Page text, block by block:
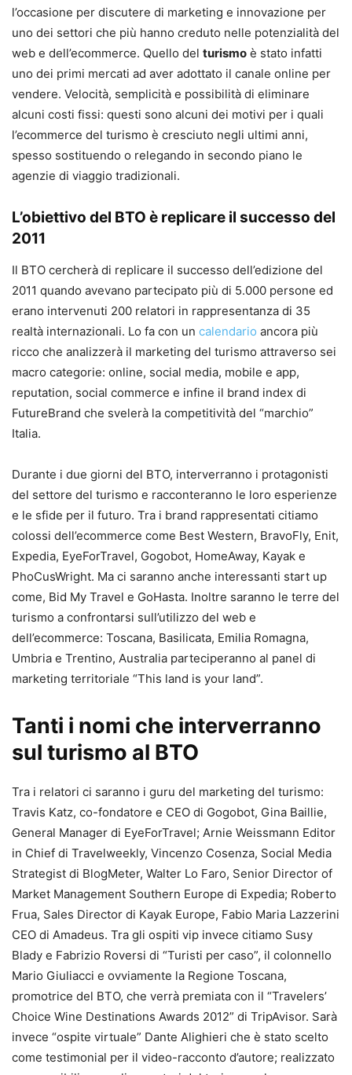
l’occasione per discutere di marketing e innovazione per
uno dei settori che più hanno creduto nelle potenzialità del
web e dell’ecommerce. Quello del turismo è stato infatti
uno dei primi mercati ad aver adottato il canale online per
vendere. Velocità, semplicità e possibilità di eliminare
alcuni costi fissi: questi sono alcuni dei motivi per i quali
l’ecommerce del turismo è cresciuto negli ultimi anni,
spesso sostituendo o relegando in secondo piano le
agenzie di viaggio tradizionali.
L’obiettivo del BTO è replicare il successo del
2011
Il BTO cercherà di replicare il successo dell’edizione del
2011 quando avevano partecipato più di 5.000 persone ed
erano intervenuti 200 relatori in rappresentanza di 35
realtà internazionali. Lo fa con un calendario ancora più
ricco che analizzerà il marketing del turismo attraverso sei
macro categorie: online, social media, mobile e app,
reputation, social commerce e infine il brand index di
FutureBrand che svelerà la competitività del “marchio”
Italia.
Durante i due giorni del BTO, interverranno i protagonisti
del settore del turismo e racconteranno le loro esperienze
e le sfide per il futuro. Tra i brand rappresentati citiamo
colossi dell’ecommerce come Best Western, BravoFly, Enit,
Expedia, EyeForTravel, Gogobot, HomeAway, Kayak e
PhoCusWright. Ma ci saranno anche interessanti start up
come, Bid My Travel e GoHasta. Inoltre saranno le terre del
turismo a confrontarsi sull’utilizzo del web e
dell’ecommerce: Toscana, Basilicata, Emilia Romagna,
Umbria e Trentino, Australia parteciperanno al panel di
marketing territoriale “This land is your land”.
Tanti i nomi che interverranno
sul turismo al BTO
Tra i relatori ci saranno i guru del marketing del turismo:
Travis Katz, co-fondatore e CEO di Gogobot, Gina Baillie,
General Manager di EyeForTravel; Arnie Weissmann Editor
in Chief di Travelweekly, Vincenzo Cosenza, Social Media
Strategist di BlogMeter, Walter Lo Faro, Senior Director of
Market Management Southern Europe di Expedia; Roberto
Frua, Sales Director di Kayak Europe, Fabio Maria Lazzerini
CEO di Amadeus. Tra gli ospiti vip invece citiamo Susy
Blady e Fabrizio Roversi di “Turisti per caso”, il colonnello
Mario Giuliacci e ovviamente la Regione Toscana,
promotrice del BTO, che verrà premiata con il “Travelers’
Choice Wine Destinations Awards 2012” di TripAvisor. Sarà
invece “ospite virtuale” Dante Alighieri che è stato scelto
come testimonial per il video-racconto d’autore; realizzato